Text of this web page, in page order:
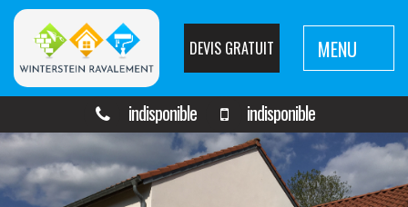
DEVIS GRATUIT MENU
indisponible indisponible